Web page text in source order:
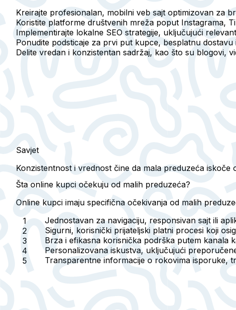
Kreirajte profesionalan, mobilni veb sajt optimizovan za
Koristite platforme društvenih mreža poput Instagrama,
Implementirajte lokalne SEO strategije, uključujući
Ponudite podsticaje za prvi put kupce, besplatnu
Delite vredan i konzistentan sadržaj, kao što su blogovi,
Savjet
Konzistentnost i vrednost čine da mala preduzeća iskoče
Šta online kupci očekuju od malih preduzeća?
Online kupci imaju specifična očekivanja od malih
Jednostavan za navigaciju, responsivan sajt ili
Sigurni, korisnički prijateljski platni procesi koji
Brza i efikasna korisnička podrška putem kanala
Personalizovana iskustva, uključujući
Transparentne informacije o rokovima isporuke,